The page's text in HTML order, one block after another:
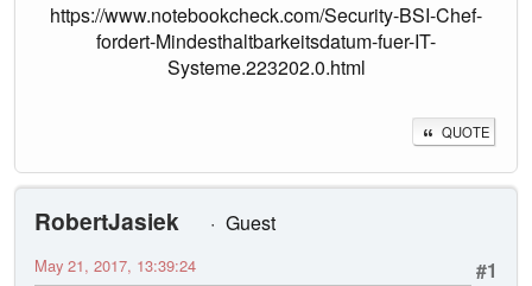
https://www.notebookcheck.com/Security-BSI-Chef-
fordert-Mindesthaltbarkeitsdatum-fuer-IT-
Systeme.223202.0.html
QUOTE
RobertJasiek
Guest
#1
May 21, 2017, 13:39:24